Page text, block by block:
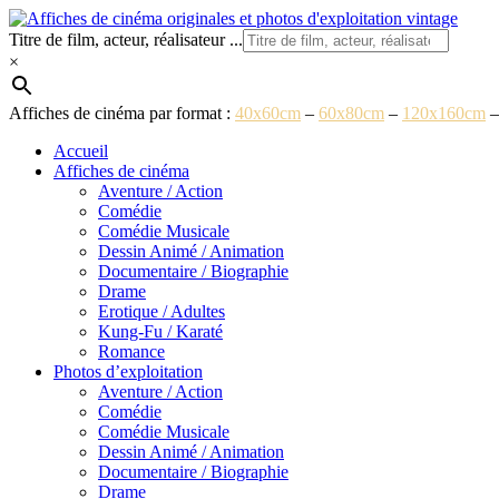
Aller
au
contenu
Titre de film, acteur, réalisateur ...
×
Affiches de cinéma par format : 40x60cm – 60x80cm – 120x160cm –
Accueil
Affiches de cinéma
Aventure / Action
Comédie
Comédie Musicale
Dessin Animé / Animation
Documentaire / Biographie
Drame
Erotique / Adultes
Kung-Fu / Karaté
Romance
Photos d’exploitation
Aventure / Action
Comédie
Comédie Musicale
Dessin Animé / Animation
Documentaire / Biographie
Drame